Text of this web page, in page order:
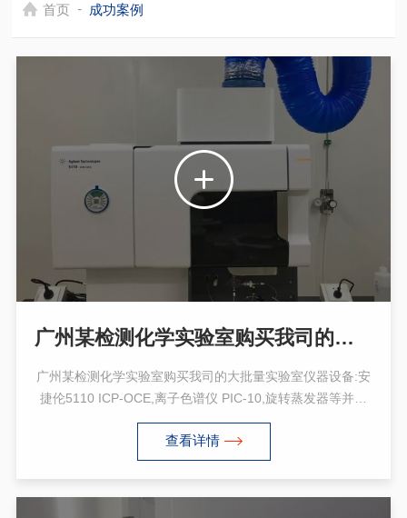
首页 - 成功案例
广州某检测化学实验室购买我司的大批量实验室仪器设备
广州某检测化学实验室购买我司的大批量实验室仪器设备:安
捷伦5110 ICP-OCE,离子色谱仪 PIC-10,旋转蒸发器等并顺
利完成验收。
查看详情